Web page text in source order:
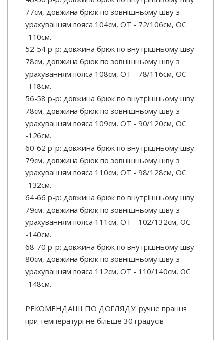
77см, довжина брюк по зовнішньому шву з
урахуванням пояса 104см, ОТ - 72/106см, ОС
-110см.
52-54 р-р: довжина брюк по внутрішньому шву
78см, довжина брюк по зовнішньому шву з
урахуванням пояса 108см, ОТ - 78/116см, ОС
-118см.
56-58 р-р: довжина брюк по внутрішньому шву
78см, довжина брюк по зовнішньому шву з
урахуванням пояса 109см, ОТ - 90/120см, ОС
-126см.
60-62 р-р: довжина брюк по внутрішньому шву
79см, довжина брюк по зовнішньому шву з
урахуванням пояса 110см, ОТ - 98/128см, ОС
-132см.
64-66 р-р: довжина брюк по внутрішньому шву
79см, довжина брюк по зовнішньому шву з
урахуванням пояса 111см, ОТ - 102/132см, ОС
-140см.
68-70 р-р: довжина брюк по внутрішньому шву
80см, довжина брюк по зовнішньому шву з
урахуванням пояса 112см, ОТ - 110/140см, ОС
-148см.
РЕКОМЕНДАЦІЇ ПО ДОГЛЯДУ: ручне прання
при температурі не більше 30 градусів